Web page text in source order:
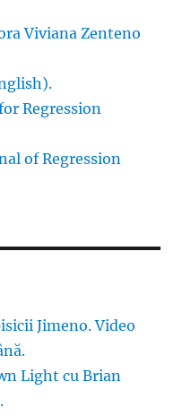
Viviana Zenteno
Regression
of Regression
Jimeno. Video
Light cu Brian